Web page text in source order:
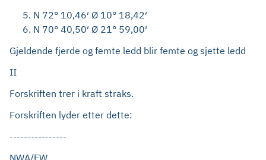
N 72° 10,46′ Ø 10° 18,42′
N 70° 40,50′ Ø 21° 59,00′
Gjeldende fjerde og femte ledd blir femte og sjette ledd
II
Forskriften trer i kraft straks.
Forskriften lyder etter dette:
----------------
NWA/EW